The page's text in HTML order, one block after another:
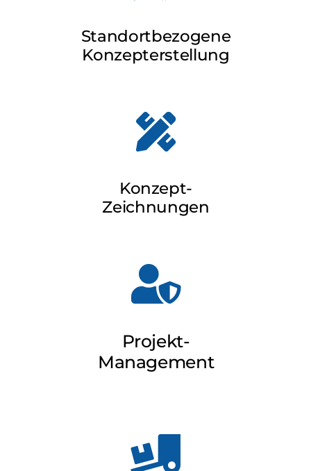
Standortbezogene
Konzepterstellung
Konzept-
Zeichnungen
Projekt-
Management